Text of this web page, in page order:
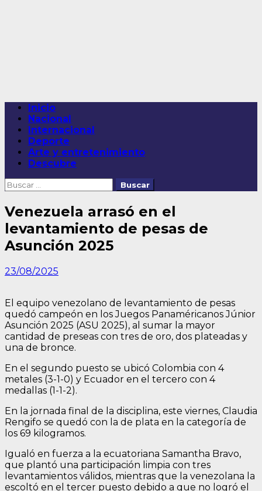
Menú
principal
Inicio
Nacional
Internacional
Deporte
Arte y entretenimiento
Descubre
Buscar:
Venezuela arrasó en el
levantamiento de pesas de
Asunción 2025
23/08/2025
El equipo venezolano de levantamiento de pesas
quedó campeón en los Juegos Panaméricanos Júnior
Asunción 2025 (ASU 2025), al sumar la mayor
cantidad de preseas con tres de oro, dos plateadas y
una de bronce.
En el segundo puesto se ubicó Colombia con 4
metales (3-1-0) y Ecuador en el tercero con 4
medallas (1-1-2).
En la jornada final de la disciplina, este viernes, Claudia
Rengifo se quedó con la de plata en la categoría de
los 69 kilogramos.
Igualó en fuerza a la ecuatoriana Samantha Bravo,
que plantó una participación limpia con tres
levantamientos válidos, mientras que la venezolana la
escoltó en el tercer puesto debido a que no logró el